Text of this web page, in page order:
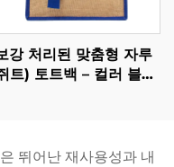
강 처리된 맞춤형 자루
트) 토트백 – 컬러 블록
뛰어난 재사용성과 내